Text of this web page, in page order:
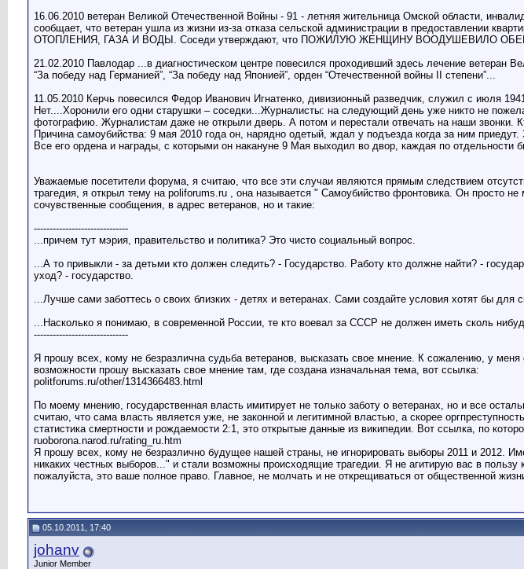
16.06.2010 ветеран Великой Отечественной Войны - 91 - летняя жительница Омской области,
сообщает, что ветеран ушла из жизни из-за отказа сельской администрации в
ОТОПЛЕНИЯ, ГАЗА И ВОДЫ. Соседи утверждают, что ПОЖИЛУЮ ЖЕНЩИНУ ВООДУШЕВИЛО
21.02.2010 Павлодар ...в диагностическом центре повесился проходивший здесь лечение
“За победу над Германией”, “За победу над Японией”, орден “Отечественной войны II степени”...
11.05.2010 Керчь повесился Федор Иванович Игнатенко, дивизионный разведчик, служил с июля
Нет....Хоронили его одни старушки – соседки...Журналисты: на следующий день уже никто не
фотографию. Журналистам даже не открыли дверь. А потом и перестали отвечать на наши звонки.
Причина самоубийства: 9 мая 2010 года он, нарядно одетый, ждал у подъезда когда за ним приедут.
Все его ордена и награды, с которыми он накануне 9 Мая выходил во двор, каждая по отдельности
Уважаемые посетители форума, я считаю, что все эти случаи являются прямым следствием
трагедия, я открыл тему на poliforums.ru , она называется " Самоубийство фронтовика. Он просто
сочувственные сообщения, в адрес ветеранов, но и такие:
------------------------------
...причем тут мэрия, правительство и политика? Это чисто социальный вопрос.
...А то привыкли - за детьми кто должен следить? - Государство. Работу кто должне найти? -
уход? - государство.
...Лучше сами заботтесь о своих близких - детях и ветеранах. Сами создайте условия хотят бы для
...Насколько я понимаю, в современной России, те кто воевал за СССР не должен иметь сколь
------------------------------
Я прошу всех, кому не безразлична судьба ветеранов, высказать свое мнение. К сожалению, у
возможности прошу высказать свое мнение там, где создана изначальная тема, вот ссылка:
politforums.ru/other/1314366483.html
По моему мнению, государственная власть имитирует не только заботу о ветеранах, но и все
считаю, что сама власть является уже, не законной и легитимной властью, а скорее
статистика смертности и рождаемости 2:1, это открытые данные из википедии. Вот ссылка, по
ruoborona.narod.ru/rating_ru.htm
Я прошу всех, кому не безразлично будущее нашей страны, не игнорировать выборы 2011 и 2012.
никаких честных выборов..." и стали возможны происходящие трагедии. Я не агитирую вас в
пожалуйста, это ваше полное право. Главное, не молчать и не открещиваться от общественной
05.10.2011, 17:40
johanv
Junior Member